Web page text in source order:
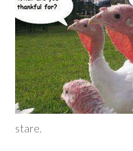
stare.